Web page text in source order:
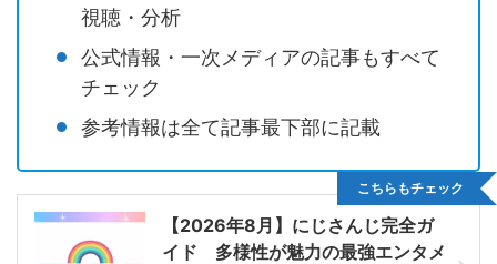
視聴・分析
公式情報・一次メディアの記事もすべて
チェック
参考情報は全て記事最下部に記載
【2026年8月】にじさんじ完全ガ
イド 多様性が魅力の最強エンタメ
こちらもチェック